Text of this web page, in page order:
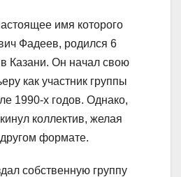
имя которого
Фадеев, родился 6
Казани. Он начал свою
как участник группы
1990-х годов. Однако,
коллектив, желая
формате.
собственную группу